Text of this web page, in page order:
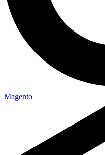
Magento